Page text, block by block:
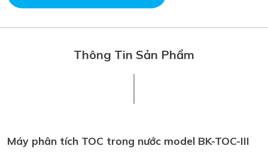
Thông Tin Sản Phẩm
Máy phân tích TOC trong nước model BK-TOC-III